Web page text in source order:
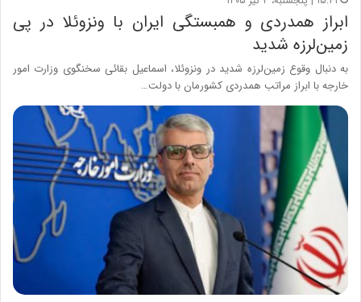
ابراز همدردی و همبستگی ایران با ونزوئلا در پی
زمین‌لرزه شدید
به دنبال وقوع زمین‌لرزه شدید در ونزوئلا، اسماعیل بقائی سخنگوی وزارت امور
خارجه با ابراز مراتب همدردی کشورمان با دولت…